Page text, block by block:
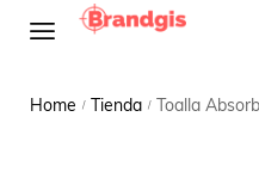
Home / Tienda / Toalla